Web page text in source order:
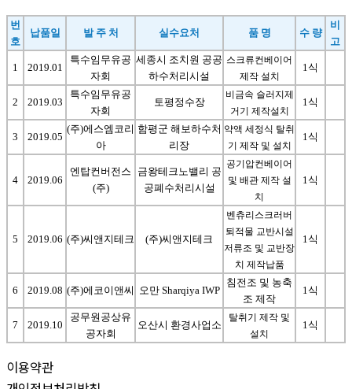
번
호
납품일 발 주 처 실수요처 품 명 수 량
비
고
1 2019.01
특수임무유공
자회
세종시 조치원 공공
하수처리시설
스크류컨베이어
제작 설치
1식
2 2019.03
특수임무유공
자회
토평정수장
비금속 슬러지제
거기 제작설치
1식
3 2019.05
(주)에스엠코리
아
함평군 해보하수처
리장
약액 세정식 탈취
기 제작 및 설치
1식
4 2019.06
엔탑컨버전스
(주)
금왕테크노밸리 공
공폐수처리시설
공기압컨베이어
및 배관 제작 설
치
1식
5 2019.06 (주)씨앤지테크 (주)씨앤지테크
벤츄리스크러버
퇴적물 교반시설
저류조 및 교반장
치 제작납품
1식
6 2019.08 (주)에코이앤씨 오만 Sharqiya IWP
침전조 및 농축
조 제작
1식
7 2019.10
공무원공상유
공자회
오산시 환경사업소
탈취기 제작 및
설치
1식
이용약관